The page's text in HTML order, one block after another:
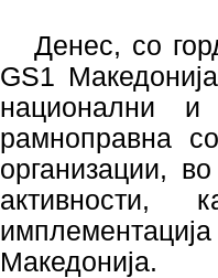
Денес, со
GS1
национални
рамноправна
организации,
Македонија.